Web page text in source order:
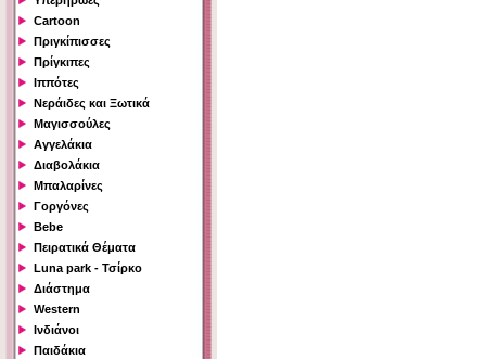
Cartoon
Πριγκίπισσες
Πρίγκιπες
Ιππότες
Νεράιδες και Ξωτικά
Μαγισσούλες
Αγγελάκια
Διαβολάκια
Μπαλαρίνες
Γοργόνες
Bebe
Πειρατικά Θέματα
Luna park - Τσίρκο
Διάστημα
Western
Ινδιάνοι
Παιδάκια